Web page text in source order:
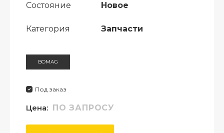
Состояние Новое
Категория Запчасти
BOMAG
Под заказ
Цена: ПО ЗАПРОСУ